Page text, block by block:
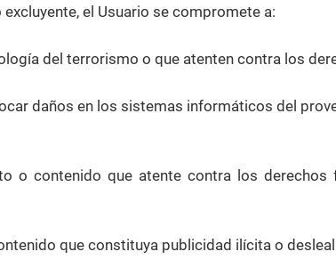
el Usuario se compromete a:
del terrorismo o que atenten contra los
daños en los sistemas informáticos del
o contenido que atente contra los derechos
que constituya publicidad ilícita o